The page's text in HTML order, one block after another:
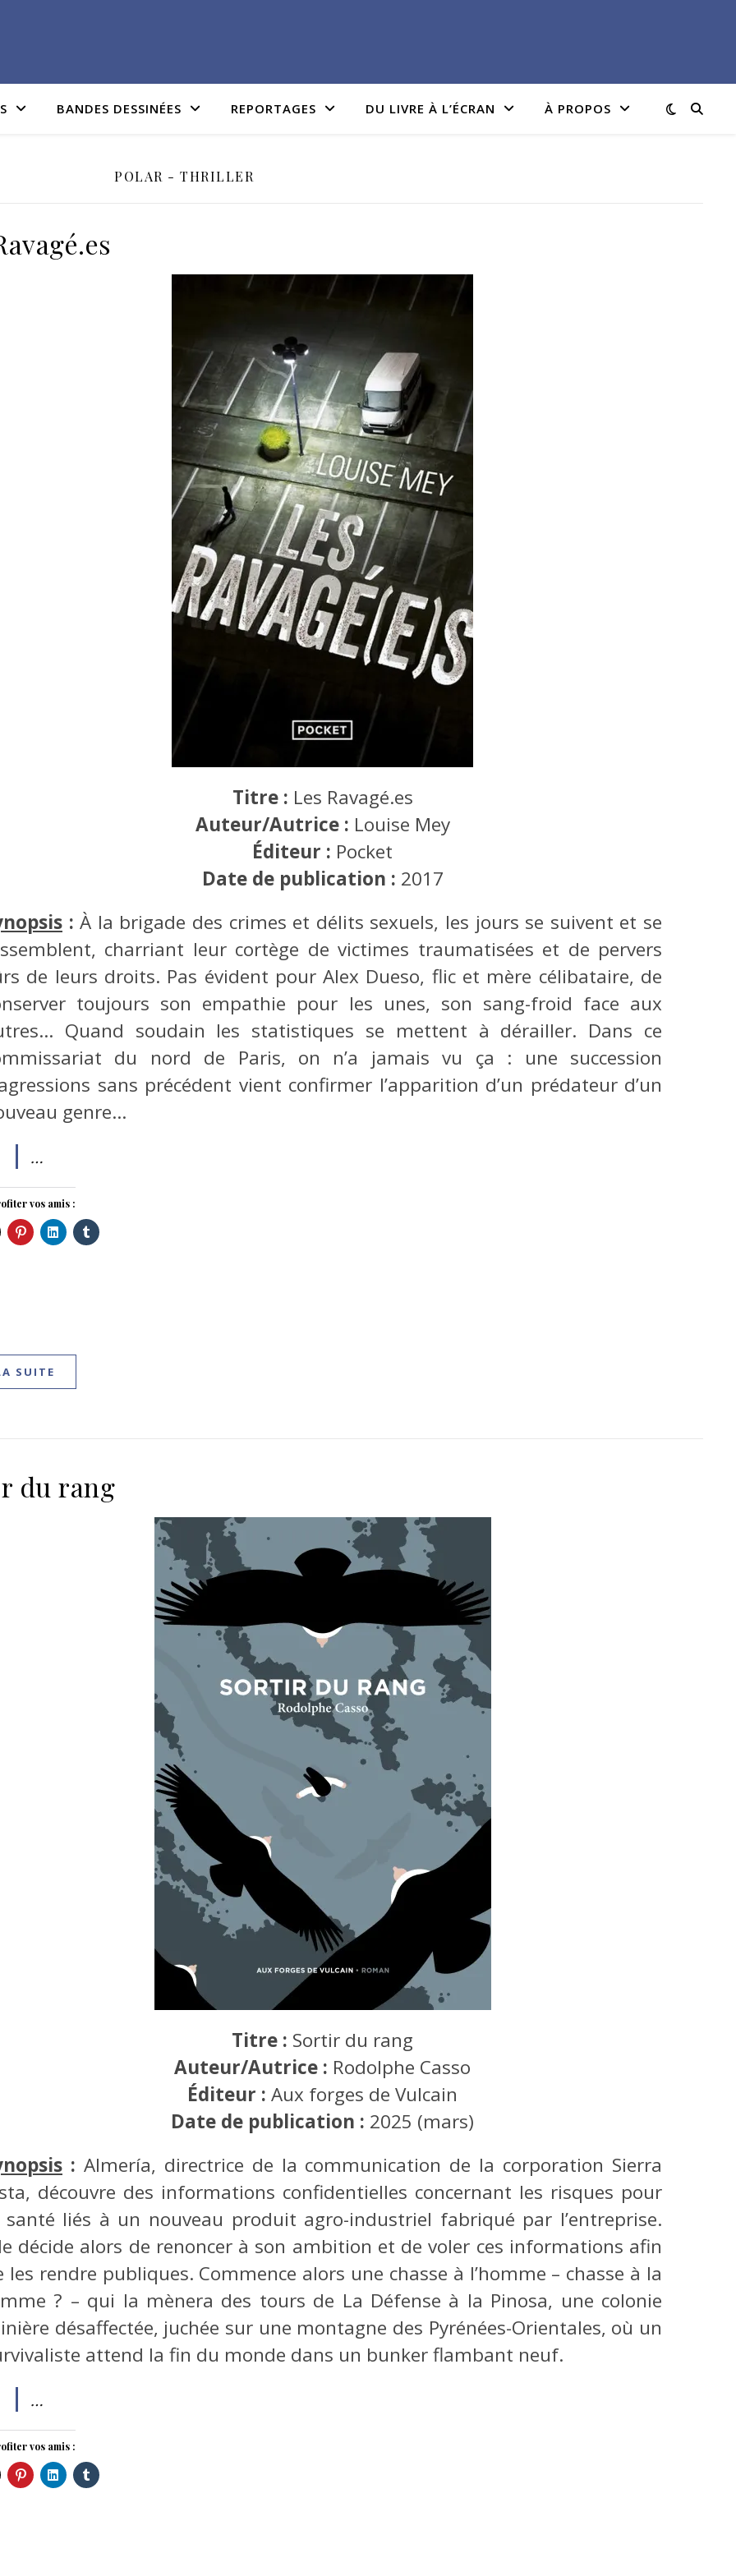
BANDES DESSINÉES REPORTAGES DU LIVRE À L’ÉCRAN À PROPOS
POLAR - THRILLER
Titre : Les Ravagé.es
Auteur/Autrice : Louise Mey
Éditeur : Pocket
Date de publication : 2017
:À la brigade des crimes et délits sexuels, les jours se suivent et se
charriant leur cortège de victimes traumatisées et de pervers
de leurs droits. Pas évident pour Alex Dueso, flic et mère célibataire, de
toujours son empathie pour les unes, son sang-froid face aux
Quand soudain les statistiques se mettent à dérailler. Dans ce
du nord de Paris, on n’a jamais vu ça : une succession
sans précédent vient confirmer l’apparition d’un prédateur d’un
genre…
…
vos amis :
SUITE
du rang
Titre : Sortir du rang
Auteur/Autrice : Rodolphe Casso
Éditeur : Aux forges de Vulcain
Date de publication : 2025 (mars)
: Almería, directrice de la communication de la corporation Sierra
découvre des informations confidentielles concernant les risques pour
liés à un nouveau produit agro-industriel fabriqué par l’entreprise.
décide alors de renoncer à son ambition et de voler ces informations afin
les rendre publiques. Commence alors une chasse à l’homme – chasse à la
? – qui la mènera des tours de La Défense à la Pinosa, une colonie
désaffectée, juchée sur une montagne des Pyrénées-Orientales, où un
attend la fin du monde dans un bunker flambant neuf.
…
vos amis :